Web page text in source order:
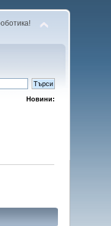
Новини: